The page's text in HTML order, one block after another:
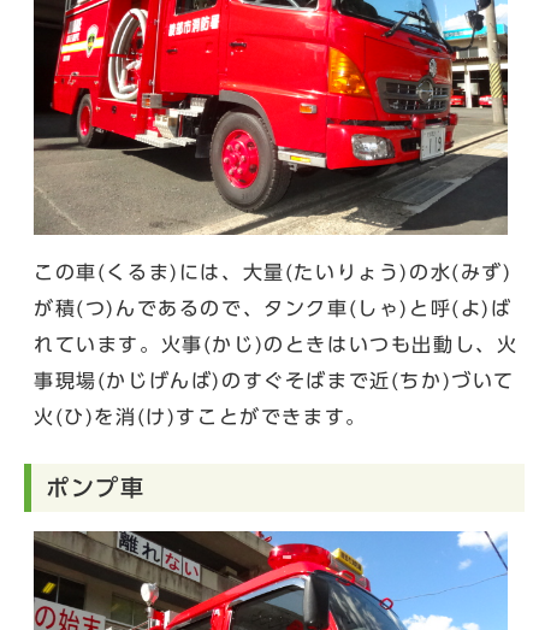
この車(くるま)には、大量(たいりょう)の水(みず)
が積(つ)んであるので、タンク車(しゃ)と呼(よ)ば
れています。火事(かじ)のときはいつも出動し、火
事現場(かじげんば)のすぐそばまで近(ちか)づいて
火(ひ)を消(け)すことができます。
ポンプ車